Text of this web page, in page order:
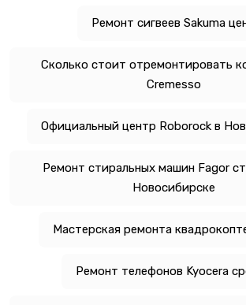
Ремонт сигвеев Sakuma
Сколько стоит отремонтировать
Cremesso
Официальный центр Roborock в
Ремонт стиральных машин Fagor
Новосибирске
Мастерская ремонта
Ремонт телефонов Kyocera